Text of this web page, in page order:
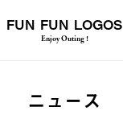
FUN FUN LOGOS
Enjoy Outing !
ニュース